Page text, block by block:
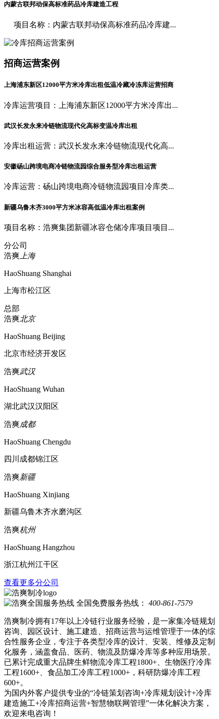
内蒙古联邦动保高标准药品冷库建造工程
项目名称：内蒙古联邦动保高标准药品冷库建...
招商运营案例
上海浦东新区12000平方米冷库出租低温冷藏冷冻库运营招商
冷库运营项目：上海浦东新区12000平方米冷库出...
武汉长发永来冷链物流现代化高标变温冷库出租
冷库出租运营：武汉长发永来冷链物流现代化高...
安徽砀山跨境电商冷链物流园综合服务型冷库出租运营
冷库运营：砀山跨境电商冷链物流园项目冷库类...
新疆乌鲁木齐3000平方米冰容高低温冷库出租案例
项目名称：浩爽集团新疆冰容仓储冷库项目项目...
分公司
浩爽 上海
HaoShuang Shanghai
上海市松江区
总部
浩爽北京
HaoShuang Beijing
北京市经济开发区
浩爽武汉
HaoShuang Wuhan
湖北武汉汉阳区
浩爽成都
HaoShuang Chengdu
四川成都锦江区
浩爽新疆
HaoShuang Xinjiang
新疆乌鲁木齐水磨沟区
浩爽杭州
HaoShuang Hangzhou
浙江杭州江干区
查看更多分公司
全国免费服务热线： 400-861-7579
浩爽制冷拥有17年以上冷链行业服务经验，是一家集冷链规划
咨询、园区设计、施工建造、招商运营与运维管理于一体的综
合性服务企业，专注于各类型冷库的设计、安装、维修及定制
化服务，涵盖食品、医药、物流及防爆冷库等多种应用场景。
已累计完成重大品牌生鲜物流冷库工程1800+、生物医疗冷库
工程1600+、食品加工冷库工程1000+，科研防爆冷库工程
600+。
为国内外客户提供专业的“冷链策划咨询+冷库规划设计+冷库
建造施工+冷库招商运营+智慧物联网管理”一体化解决方案，
欢迎来电咨询！